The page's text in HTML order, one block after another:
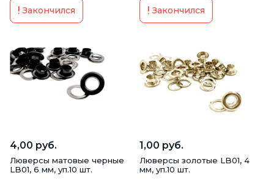
Закончился Закончился
4,00 руб.
Люверсы матовые черные
LB01, 6 мм, уп.10 шт.
1,00 руб.
Люверсы золотые LB01, 4
мм, уп.10 шт.